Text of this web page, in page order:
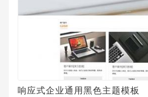
响应式企业通用黑色主题模板